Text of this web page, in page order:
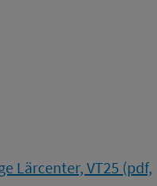
Lärcenter, VT25 (pdf,